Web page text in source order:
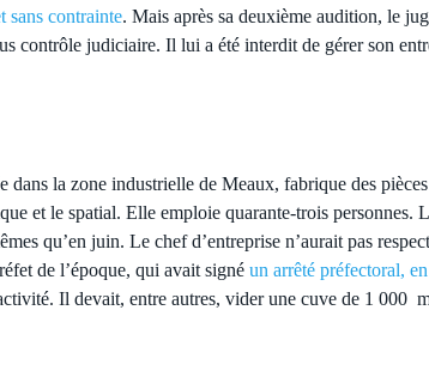
sans contrainte. Mais après sa deuxième audition, le
contrôle judiciaire. Il lui a été interdit de gérer son
dans la zone industrielle de Meaux, fabrique des
et le spatial. Elle emploie quarante-trois personnes.
qu’en juin. Le chef d’entreprise n’aurait pas
de l’époque, qui avait signé un arrêté préfectoral,
Il devait, entre autres, vider une cuve de 1 000